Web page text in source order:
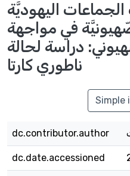
الجماعات اليهوديَّة
في مواجهة
دراسة لحالة
ناطوري كارتا
Simple
dc.contributor.author
dc.date.accessioned